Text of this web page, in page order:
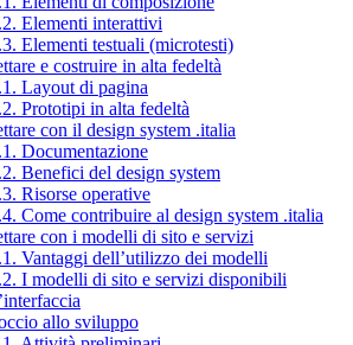
Elementi interattivi
Elementi testuali (microtesti)
e costruire in alta fedeltà
Layout di pagina
Prototipi in alta fedeltà
con il design system .italia
Documentazione
Benefici del design system
Risorse operative
Come contribuire al design system .italia
con i modelli di sito e servizi
Vantaggi dell’utilizzo dei modelli
I modelli di sito e servizi disponibili
allo sviluppo